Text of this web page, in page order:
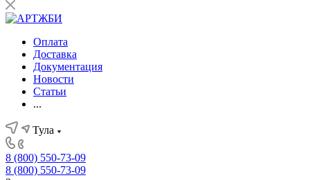
Оплата
Доставка
Документация
Новости
Статьи
...
Тула
8 (800) 550-73-09
8 (800) 550-73-09